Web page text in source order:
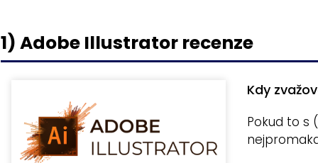
1) Adobe Illustrator recenze
Kdy
Pokud to s